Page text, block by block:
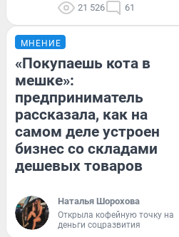
21 526 61
МНЕНИЕ
«Покупаешь кота в
мешке»:
предприниматель
рассказала, как на
самом деле устроен
бизнес со складами
дешевых товаров
Наталья Шорохова
Открыла кофейную точку на
деньги соцразвития